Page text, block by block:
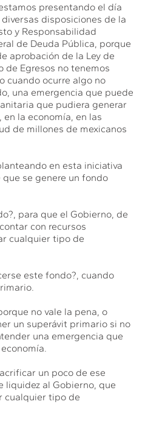
presentando el día
disposiciones de la
y Responsabilidad
de Deuda Pública, porque
aprobación de la Ley de
de Egresos no tenemos
cuando ocurre algo no
una emergencia que puede
que pudiera generar
la economía, en las
de millones de mexicanos
en esta iniciativa
se genere un fondo
para que el Gobierno, de
con recursos
cualquier tipo de
este fondo?, cuando
no vale la pena, o
un superávit primario si no
una emergencia que
un poco de ese
liquidez al Gobierno, que
cualquier tipo de